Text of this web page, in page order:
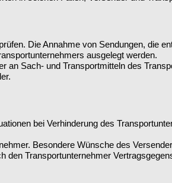
Die Annahme von Sendungen, die
ausgelegt werden.
an Sach- und Transportmitteln des
bei Verhinderung des
Besondere Wünsche des
den Transportunternehmer